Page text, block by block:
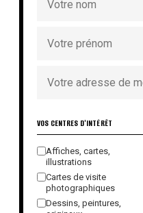
VOS CENTRES D'INTÉRÊT
Affiches, cartes,
illustrations
Cartes de visite
photographiques
Dessins, peintures,